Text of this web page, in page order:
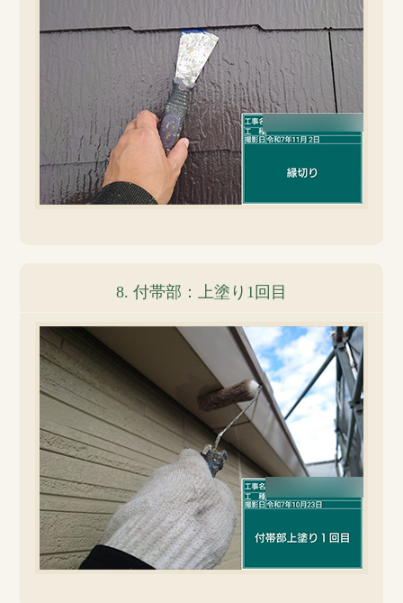
8. 付帯部：上塗り1回目